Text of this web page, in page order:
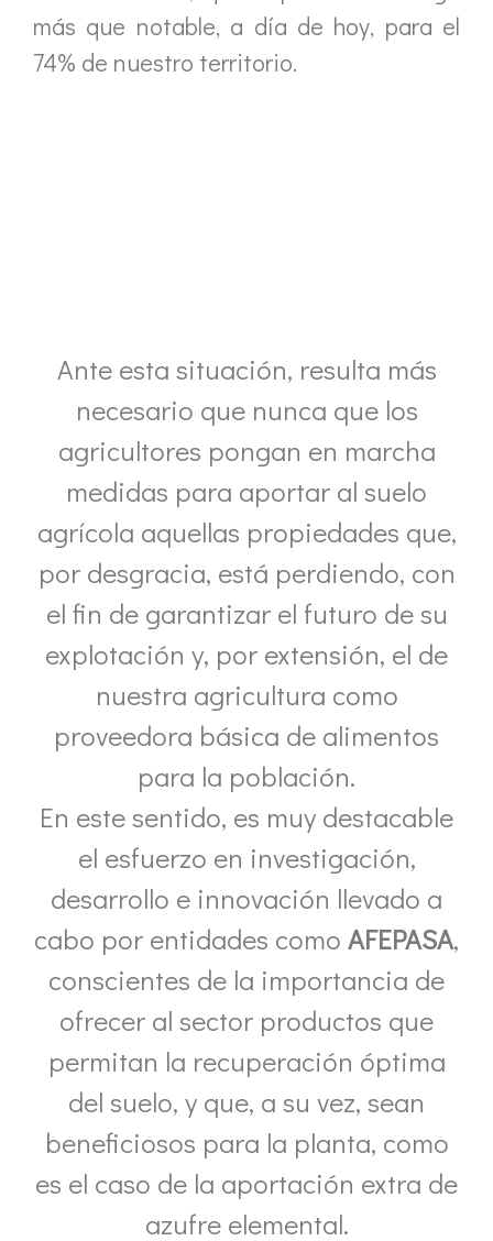
más que notable, a día de hoy, para el
74% de nuestro territorio.
Ante esta situación, resulta más
necesario que nunca que los
agricultores pongan en marcha
medidas para aportar al suelo
agrícola aquellas propiedades que,
por desgracia, está perdiendo, con
el fin de garantizar el futuro de su
explotación y, por extensión, el de
nuestra agricultura como
proveedora básica de alimentos
para la población.
En este sentido, es muy destacable
el esfuerzo en investigación,
desarrollo e innovación llevado a
cabo por entidades como AFEPASA,
conscientes de la importancia de
ofrecer al sector productos que
permitan la recuperación óptima
del suelo, y que, a su vez, sean
beneficiosos para la planta, como
es el caso de la aportación extra de
azufre elemental.